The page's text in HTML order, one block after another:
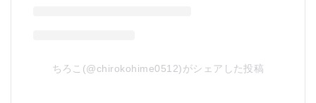
ちろこ(@chirokohime0512)がシェアした投稿